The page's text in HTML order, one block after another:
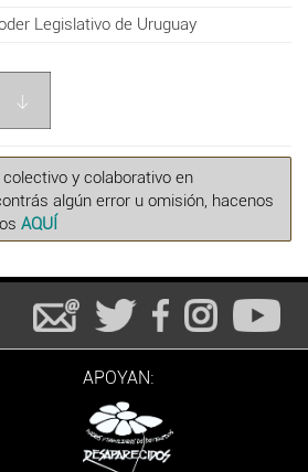
Legislativo de Uruguay
y colaborativo en
algún error u omisión, hacenos
AQUÍ
APOYAN: